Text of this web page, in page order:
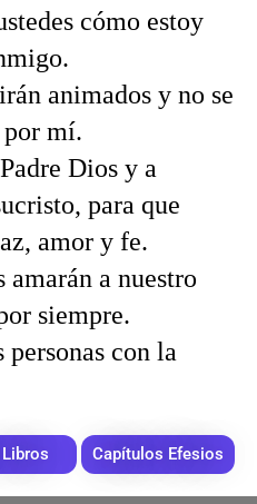
cómo estoy
animados y no se
por mí.
Dios y a
para que
amor y fe.
amarán a nuestro
siempre.
personas con la
Capítulos Efesios